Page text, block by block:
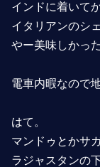
インドに着いて
イタリアンのシ
やー美味しかった
電車内暇なので
はて。
マンドゥとかサ
ラジャスタンの